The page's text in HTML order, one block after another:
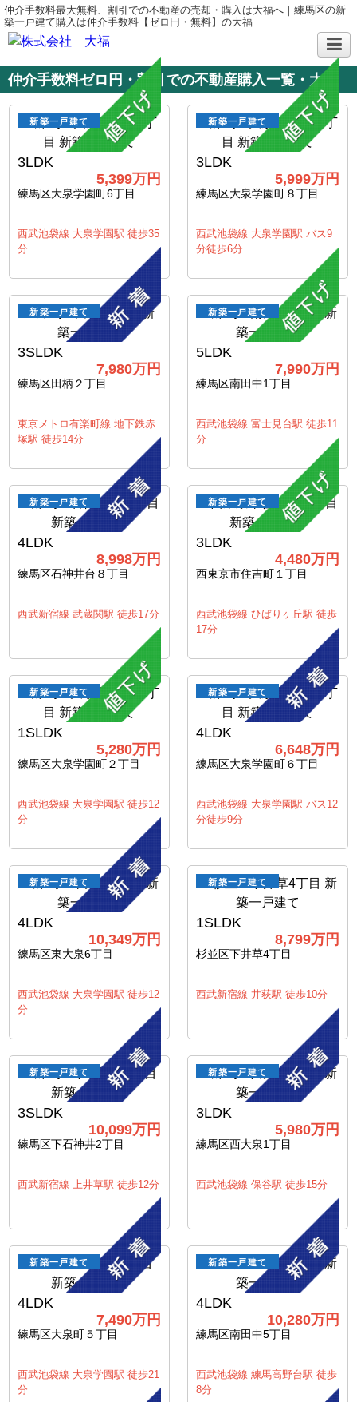
仲介手数料最大無料、割引での不動産の売却・購入は大福へ｜練馬区の新
築一戸建て購入は仲介手数料【ゼロ円・無料】の大福
仲介手数料ゼロ円・割引での不動産購入一覧・大福
新築一戸建て
3LDK
5,399万円
練馬区大泉学園町6丁目
西武池袋線 大泉学園駅 徒歩35
分
新築一戸建て
3LDK
5,999万円
練馬区大泉学園町８丁目
西武池袋線 大泉学園駅 バス9
分徒歩6分
新築一戸建て
3SLDK
7,980万円
練馬区田柄２丁目
東京メトロ有楽町線 地下鉄赤
塚駅 徒歩14分
新築一戸建て
5LDK
7,990万円
練馬区南田中1丁目
西武池袋線 富士見台駅 徒歩11
分
新築一戸建て
4LDK
8,998万円
練馬区石神井台８丁目
西武新宿線 武蔵関駅 徒歩17分
新築一戸建て
3LDK
4,480万円
西東京市住吉町１丁目
西武池袋線 ひばりヶ丘駅 徒歩
17分
新築一戸建て
1SLDK
5,280万円
練馬区大泉学園町２丁目
西武池袋線 大泉学園駅 徒歩12
分
新築一戸建て
4LDK
6,648万円
練馬区大泉学園町６丁目
西武池袋線 大泉学園駅 バス12
分徒歩9分
新築一戸建て
4LDK
10,349万円
練馬区東大泉6丁目
西武池袋線 大泉学園駅 徒歩12
分
新築一戸建て
1SLDK
8,799万円
杉並区下井草4丁目
西武新宿線 井荻駅 徒歩10分
新築一戸建て
3SLDK
10,099万円
練馬区下石神井2丁目
西武新宿線 上井草駅 徒歩12分
新築一戸建て
3LDK
5,980万円
練馬区西大泉1丁目
西武池袋線 保谷駅 徒歩15分
新築一戸建て
4LDK
7,490万円
練馬区大泉町５丁目
西武池袋線 大泉学園駅 徒歩21
分
新築一戸建て
4LDK
10,280万円
練馬区南田中5丁目
西武池袋線 練馬高野台駅 徒歩
8分